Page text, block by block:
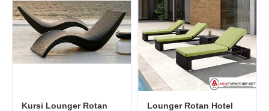
Kursi Lounger Rotan
Lounger Rotan Hotel